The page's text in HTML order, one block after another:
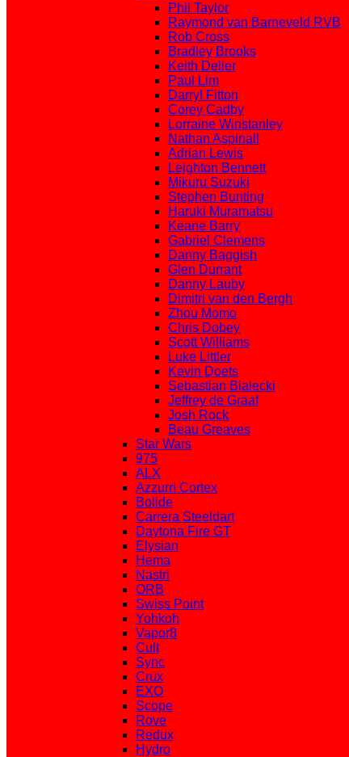
Phil Taylor
Raymond van Barneveld RVB
Rob Cross
Bradley Brooks
Keith Deller
Paul Lim
Darryl Fitton
Corey Cadby
Lorraine Winstanley
Nathan Aspinall
Adrian Lewis
Leighton Bennett
Mikuru Suzuki
Stephen Bunting
Haruki Muramatsu
Keane Barry
Gabriel Clemens
Danny Baggish
Glen Durrant
Danny Lauby
Dimitri van den Bergh
Zhou Momo
Chris Dobey
Scott Williams
Luke Littler
Kevin Doets
Sebastian Bialecki
Jeffrey de Graaf
Josh Rock
Beau Greaves
Star Wars
975
ALX
Azzurri Cortex
Bolide
Carrera Steeldart
Daytona Fire GT
Elysian
Hema
Nastri
ORB
Swiss Point
Yohkoh
Vapor8
Cult
Sync
Crux
EXO
Scope
Rove
Redux
Hydro